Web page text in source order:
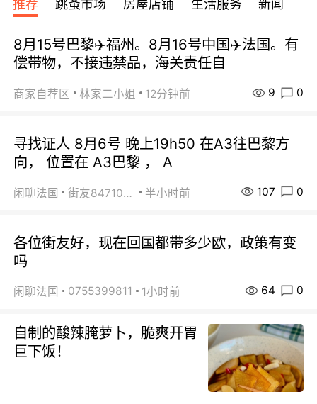
宾馆 108欧/天起
全程756欧/位
欧/天起 ~包拼房
每周铁发！
推荐 跳蚤市场 房屋店铺 生活服务 新闻
8月15号巴黎✈️福州。8月16号中国✈️法国。有
偿带物，不接违禁品，海关责任自
商家自荐区 林家二小姐 12分钟前 9 0
寻找证人 8月6号 晚上19h50 在A3往巴黎方
向， 位置在 A3巴黎 ， A
闲聊法国 街友84710671 半小时前 107 0
各位街友好，现在回国都带多少欧，政策有变
吗
闲聊法国 0755399811 1小时前 64 0
自制的酸辣腌萝卜，脆爽开胃
巨下饭！